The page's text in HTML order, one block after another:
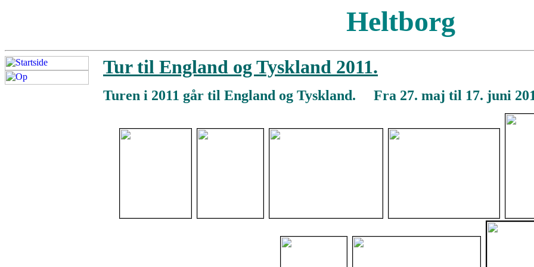
Heltborg
Tur til England og Tyskland 2011.
Turen i 2011 går til England og Tyskland. Fra 27. maj til 17. juni